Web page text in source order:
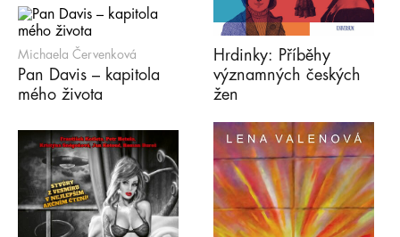
Michaela Červenková
Pan Davis – kapitola
mého života
Hrdinky: Příběhy
významných českých
žen